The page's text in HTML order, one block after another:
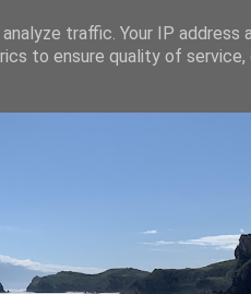
traffic. Your IP address
to ensure quality of service,